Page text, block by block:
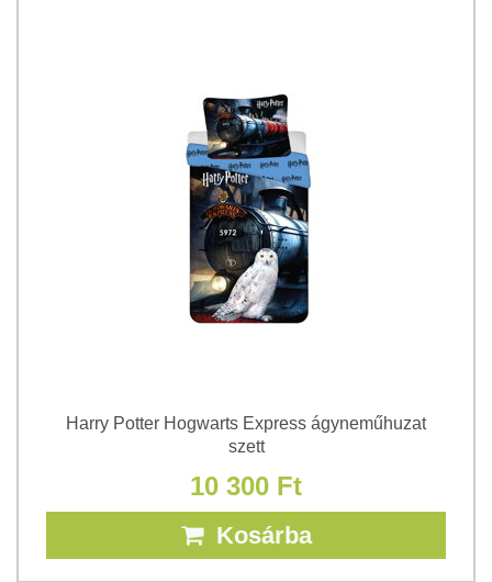
Harry Potter Hogwarts Express ágyneműhuzat
szett
10 300 Ft
Kosárba